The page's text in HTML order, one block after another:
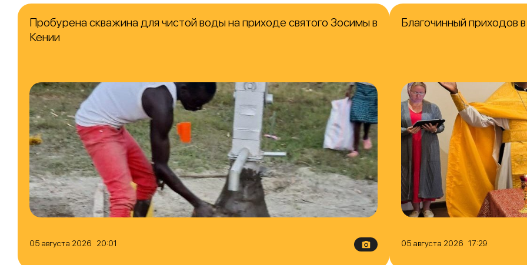
05 августа 2026 20:01
Пробурена скважина для чистой воды на приходе святого Зосимы в
Кении
05 августа 2026 17:29
Благочинный